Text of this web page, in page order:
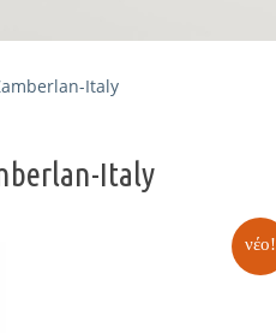
Italy
Italy
νέο!